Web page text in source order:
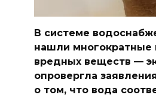
В системе
нашли
вредных веществ —
опровергла
о том, что вода